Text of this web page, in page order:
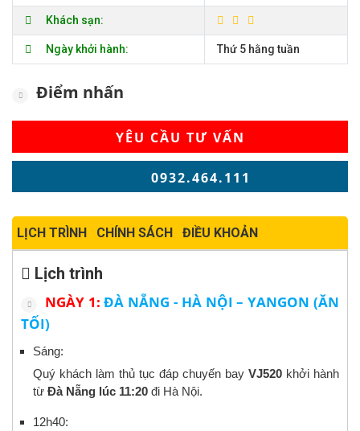
Khách sạn:
Ngày khởi hành: Thứ 5 hằng tuần
Điểm nhấn
YÊU CẦU TƯ VẤN
0932.464.111
LỊCH TRÌNH CHÍNH SÁCH ĐIỀU KHOẢN
Lịch trình
NGÀY 1: ĐÀ NẴNG - HÀ NỘI – YANGON (ĂN
TỐI)
Sáng:
Quý khách làm thủ tục đáp chuyến bay VJ520 khởi hành
từ Đà Nẵng lúc 11:20 đi Hà Nội.
12h40: